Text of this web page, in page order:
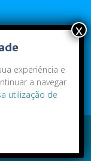
reservados.
experiência e
a navegar
utilização de